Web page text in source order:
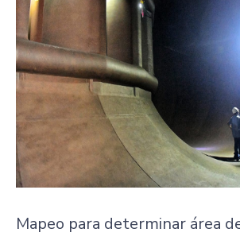
Mapeo para determinar área